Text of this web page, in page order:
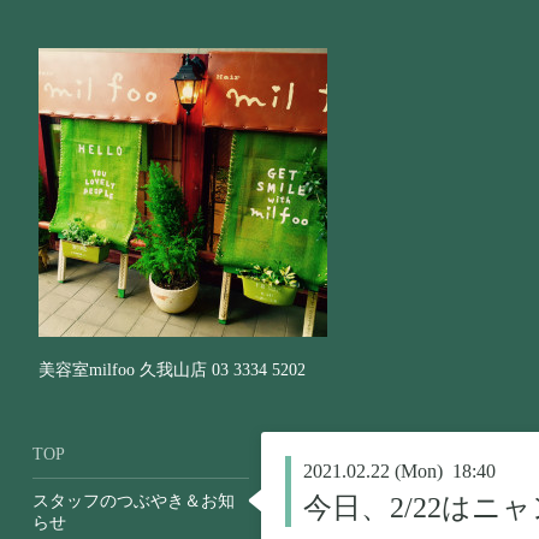
美容室milfoo 久我山店 03 3334 5202
2021.02.22 (Mon) 18:40
今日、2/22はニ
TOP
スタッフのつぶやき＆お知
らせ